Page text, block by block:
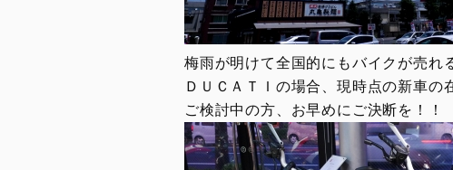
梅雨が明けて全国的にもバイクが売れ
ＤＵＣＡＴＩの場合、現時点の新車の
ご検討中の方、お早めにご決断を！！